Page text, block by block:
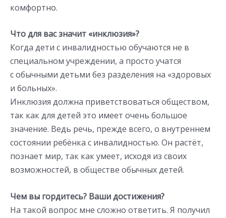
комфортно.
Что для вас значит «инклюзия»?
Когда дети с инвалидностью обучаются не в
специальном учреждении, а просто учатся
с обычными детьми без разделения на «здоровых
и больных».
Инклюзия должна приветствоваться обществом,
так как для детей это имеет очень большое
значение. Ведь речь, прежде всего, о внутреннем
состоянии ребёнка с инвалидностью. Он растёт,
познает мир, так как умеет, исходя из своих
возможностей, в обществе обычных детей.
Чем вы гордитесь? Ваши достижения?
На такой вопрос мне сложно ответить. Я получил